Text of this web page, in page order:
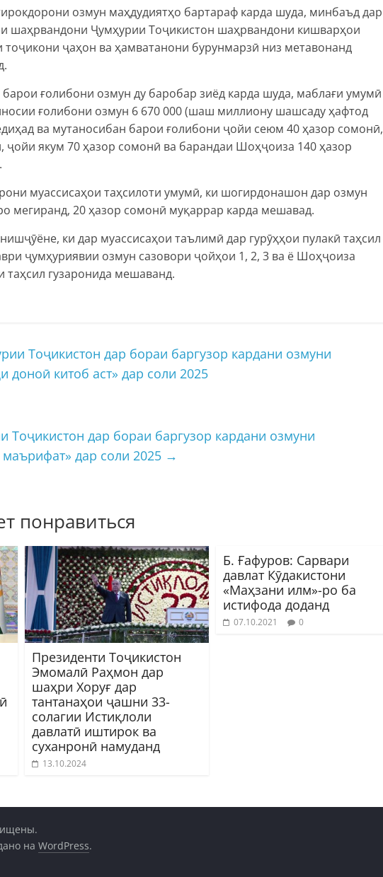
озмун маҳдудиятҳо бартараф карда шуда, минбаъд дар
шаҳрвандони Ҷумҳурии Тоҷикистон шаҳрвандони кишварҳои
ҷаҳон ва ҳамватанони бурунмарзӣ низ метавонанд
ғолибони озмун ду баробар зиёд карда шуда, маблағи умумӣ
ғолибони озмун 6 670 000 (шаш миллиону шашсаду ҳафтод
ва мутаносибан барои ғолибони ҷойи сеюм 40 ҳазор сомонӣ,
якум 70 ҳазор сомонӣ ва барандаи Шоҳҷоиза 140 ҳазор
муассисаҳои таҳсилоти умумӣ, ки шогирдонашон дар озмун
мегиранд, 20 ҳазор сомонӣ муқаррар карда мешавад.
ки дар муассисаҳои таълимӣ дар гурӯҳҳои пулакӣ таҳсил
ҷумҳуриявии озмун сазовори ҷойҳои 1, 2, 3 ва ё Шоҳҷоиза
таҳсил гузаронида мешаванд.
Тоҷикистон дар бораи баргузор кардани озмуни
доноӣ китоб аст» дар соли 2025
Тоҷикистон дар бораи баргузор кардани озмуни
дар соли 2025 →
понравиться
Президенти Тоҷикистон
Эмомалӣ Раҳмон дар
шаҳри Хоруғ дар
тантанаҳои ҷашни 33-
солагии Истиқлоли
давлатӣ иштирок ва
суханронӣ намуданд
13.10.2024
Б. Ғафуров: Сарвари
давлат Кӯдакистони
«Маҳзани илм»-ро ба
истифода доданд
07.10.2021 0
на WordPress.